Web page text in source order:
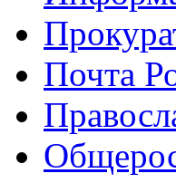
Почта